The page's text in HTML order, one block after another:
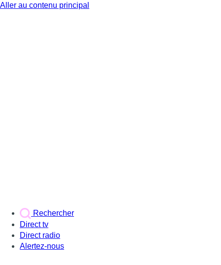
Aller au contenu principal
Rechercher
Direct tv
Direct radio
Alertez-nous